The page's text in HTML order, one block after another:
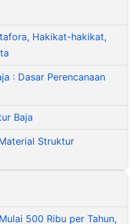
Hakikat-hakikat,
: Dasar Perencanaan
Baja
Struktur
500 Ribu per Tahun,